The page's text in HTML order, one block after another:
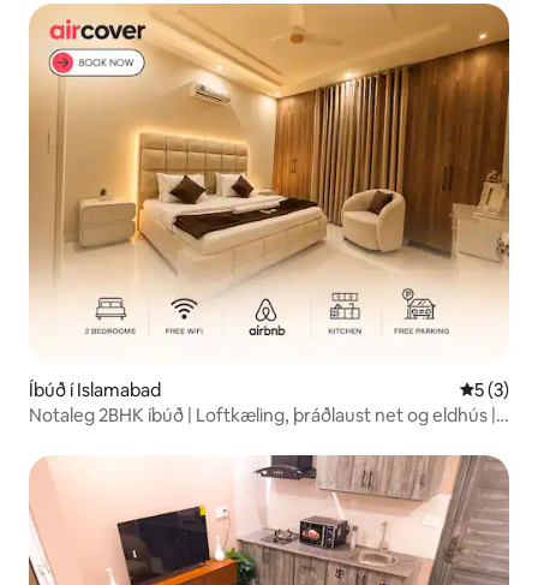
Íbúð í Islamabad 5 af 5 í
5 (3)
Notaleg 2BHK íbúð | Loftkæling, þráðlaust net og eldhús |